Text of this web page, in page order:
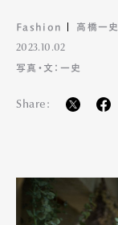
Fashion 高橋一史
2023.10.02
写真・文：一史
Share: